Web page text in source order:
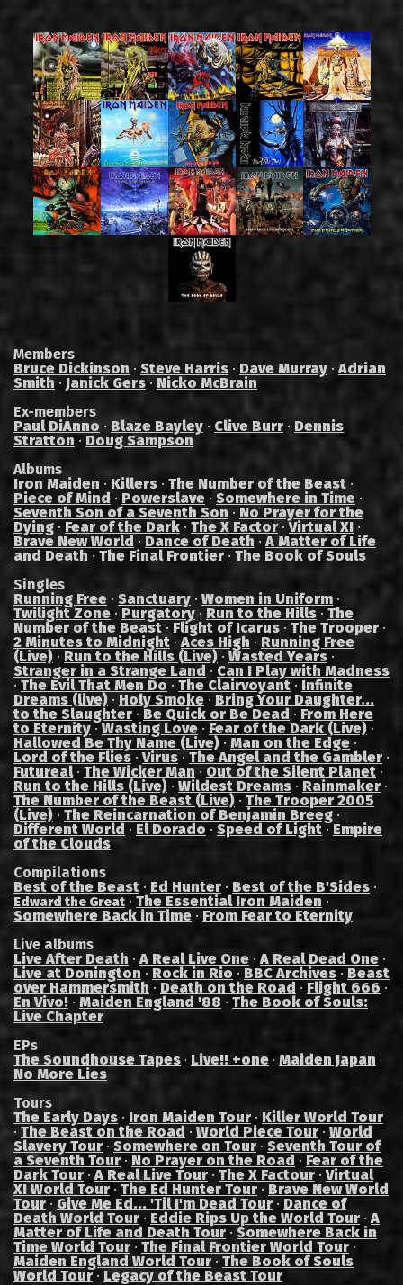
Members
Bruce Dickinson · Steve Harris · Dave Murray ·Adrian
Smith · Janick Gers · Nicko McBrain
Ex-members
Paul DiAnno · Blaze Bayley · Clive Burr · Dennis
Stratton · Doug Sampson
Albums
Iron Maiden · Killers · The Number of the Beast ·
Piece of Mind · Powerslave · Somewhere in Time ·
Seventh Son of a Seventh Son · No Prayer for the
Dying · Fear of the Dark · The X Factor ·Virtual XI ·
Brave New World · Dance of Death ·A Matter of Life
and Death · The Final Frontier · The Book of Souls
Singles
Running Free · Sanctuary · Women in Uniform ·
Twilight Zone · Purgatory · Run to the Hills · The
Number of the Beast · Flight of Icarus · The Trooper ·
2 Minutes to Midnight ·Aces High · Running Free
(Live) · Run to the Hills (Live) · Wasted Years ·
Stranger in a Strange Land · Can I Play with Madness
· The Evil That Men Do · The Clairvoyant · Infinite
Dreams (live) · Holy Smoke · Bring Your Daughter...
to the Slaughter · Be Quick or Be Dead · From Here
to Eternity·Wasting Love · Fear of the Dark (Live) ·
Hallowed Be Thy Name (Live) · Man on the Edge ·
Lord of the Flies ·Virus · The Angel and the Gambler ·
Futureal· The Wicker Man · Out of the Silent Planet ·
Run to the Hills (Live) · Wildest Dreams · Rainmaker ·
The Number of the Beast (Live) · The Trooper 2005
(Live) · The Reincarnation of Benjamin Breeg ·
Different World · El Dorado · Speed of Light·Empire
of the Clouds
Compilations
Best of the Beast · Ed Hunter · Best of the B'Sides ·
Edward the Great · The Essential Iron Maiden ·
Somewhere Back in Time · From Fear to Eternity
Live albums
Live After Death ·A Real Live One ·A Real Dead One ·
Live at Donington · Rock in Rio · BBC Archives · Beast
over Hammersmith · Death on the Road · Flight 666 ·
En Vivo! · Maiden England '88 · The Book of Souls:
Live Chapter
EPs
The Soundhouse Tapes · Live!! +one · Maiden Japan ·
No More Lies
Tours
The Early Days · Iron Maiden Tour · Killer World Tour
· The Beast on the Road · World Piece Tour · World
Slavery Tour · Somewhere on Tour · Seventh Tour of
a Seventh Tour · No Prayer on the Road · Fear of the
Dark Tour ·A Real Live Tour · The X Factour ·Virtual
XI World Tour · The Ed Hunter Tour · Brave New World
Tour · Give Me Ed... 'Til I'm Dead Tour · Dance of
Death World Tour · Eddie Rips Up the World Tour ·A
Matter of Life and Death Tour · Somewhere Back in
Time World Tour · The Final Frontier World Tour ·
Maiden England World Tour · The Book of Souls
World Tour· Legacy of the Beast Tour